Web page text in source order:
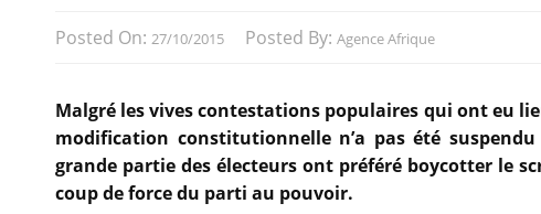
Posted On: 27/10/2015 Posted By: Agence Afrique
Malgré les vives contestations populaires qui ont eu
modification constitutionnelle n’a pas été
grande partie des électeurs ont préféré boycotter le
coup de force du parti au pouvoir.